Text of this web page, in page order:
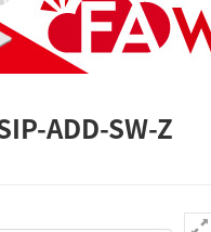
ADD-SW-Z